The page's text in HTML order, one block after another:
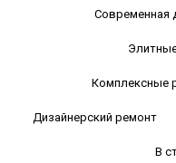
Современная
Комплексные
Дизайнерский ремонт
В